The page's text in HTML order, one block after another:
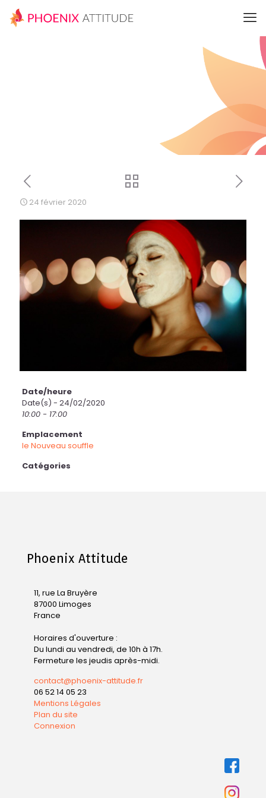
24 février 2020
Date/heure
Date(s) - 24/02/2020
10:00 - 17:00
Emplacement
le Nouveau souffle
Catégories
Phoenix Attitude
11, rue La Bruyère
87000 Limoges
France
Horaires d'ouverture :
Du lundi au vendredi, de 10h à 17h.
Fermeture les jeudis après-midi.
contact@phoenix-attitude.fr
06 52 14 05 23
Mentions Légales
Plan du site
Connexion